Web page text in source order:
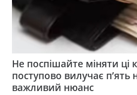
Не поспішайте міняти
поступово вилучає п’ять
важливий нюанс